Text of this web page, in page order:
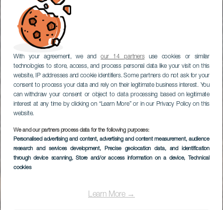
With your agreement, we andour 14 partnersuse cookies or similar
technologies to store, access, and process personal data like your visit on this
website, IP addresses and cookie identifiers. Some partners do not ask for your
consent to process your data and rely on their legitimate business interest. You
can withdraw your consent or object to data processing based on legitimate
interest at any time by clicking on “Learn More” or in our Privacy Policy on this
website.
We and our partners process data for the following purposes:
Personalised advertising and content, advertising and content measurement, audience
research and services development, Precise geolocation data, and identification
through device scanning, Store and/or access information on a device, Technical
cookies
Learn More →
Confital